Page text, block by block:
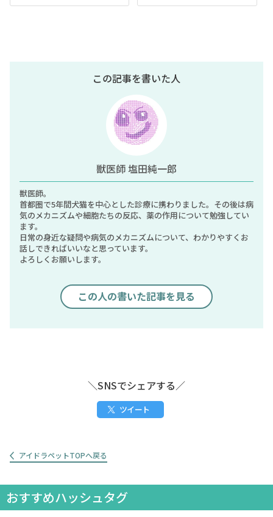
この記事を書いた人
獣医師 塩田純一郎
獣医師。
首都圏で5年間犬猫を中心とした診療に携わりました。その後は病
気のメカニズムや細胞たちの反応、薬の作用について勉強してい
ます。
日常の身近な疑問や病気のメカニズムについて、わかりやすくお
話しできればいいなと思っています。
よろしくお願いします。
この人の書いた記事を見る
＼SNSでシェアする／
ツイート
アイドラペットTOPへ戻る
おすすめハッシュタグ